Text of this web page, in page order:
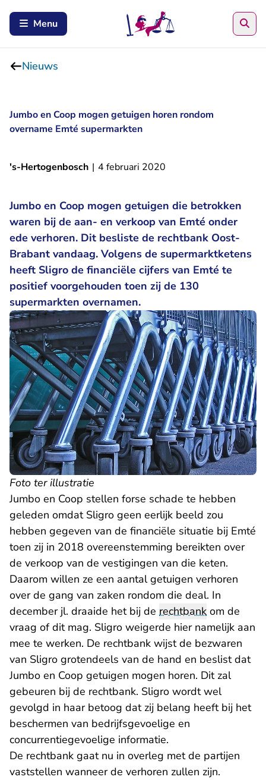
Menu
Nieuws
Jumbo en Coop mogen getuigen horen rondom
overname Emté supermarkten
's-Hertogenbosch | 4 februari 2020
Jumbo en Coop mogen getuigen die betrokken
waren bij de aan- en verkoop van Emté onder
ede verhoren. Dit besliste de rechtbank Oost-
Brabant vandaag. Volgens de supermarktketens
heeft Sligro de financiële cijfers van Emté te
positief voorgehouden toen zij de 130
supermarkten overnamen.
Foto ter illustratie
Jumbo en Coop stellen forse schade te hebben
geleden omdat Sligro geen eerlijk beeld zou
hebben gegeven van de financiële situatie bij Emté
toen zij in 2018 overeenstemming bereikten over
de verkoop van de vestigingen van die keten.
Daarom willen ze een aantal getuigen verhoren
over de gang van zaken rondom die deal. In
december jl. draaide het bij de rechtbank om de
vraag of dit mag. Sligro weigerde hier namelijk aan
mee te werken. De rechtbank wijst de bezwaren
van Sligro grotendeels van de hand en beslist dat
Jumbo en Coop getuigen mogen horen. Dit zal
gebeuren bij de rechtbank. Sligro wordt wel
gevolgd in haar betoog dat zij belang heeft bij het
beschermen van bedrijfsgevoelige en
concurrentiegevoelige informatie.
De rechtbank gaat nu in overleg met de partijen
vaststellen wanneer de verhoren zullen zijn.